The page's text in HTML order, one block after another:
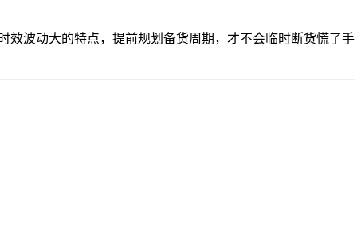
效波动大的特点，提前规划备货周期，才不会临时断货慌了手